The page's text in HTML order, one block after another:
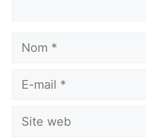
Nom
E-
Site